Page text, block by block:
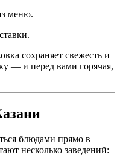
меню.
сохраняет свежесть и
— и перед вами горячая,
блюдами прямо в
несколько заведений: